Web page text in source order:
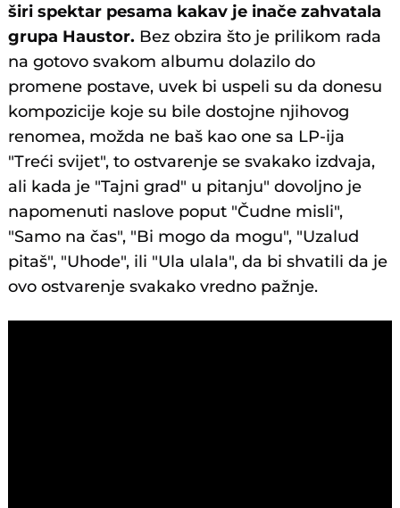
širi spektar pesama kakav je inače zahvatala
grupa Haustor. Bez obzira što je prilikom rada
na gotovo svakom albumu dolazilo do
promene postave, uvek bi uspeli su da donesu
kompozicije koje su bile dostojne njihovog
renomea, možda ne baš kao one sa LP-ija
"Treći svijet", to ostvarenje se svakako izdvaja,
ali kada je "Tajni grad" u pitanju" dovoljno je
napomenuti naslove poput "Čudne misli",
"Samo na čas", "Bi mogo da mogu", "Uzalud
pitaš", "Uhode", ili "Ula ulala", da bi shvatili da je
ovo ostvarenje svakako vredno pažnje.